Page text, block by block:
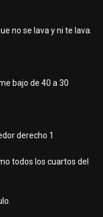
no se lava y ni te lava.
bajo de 40 a 30
derecho 1
todos los cuartos del